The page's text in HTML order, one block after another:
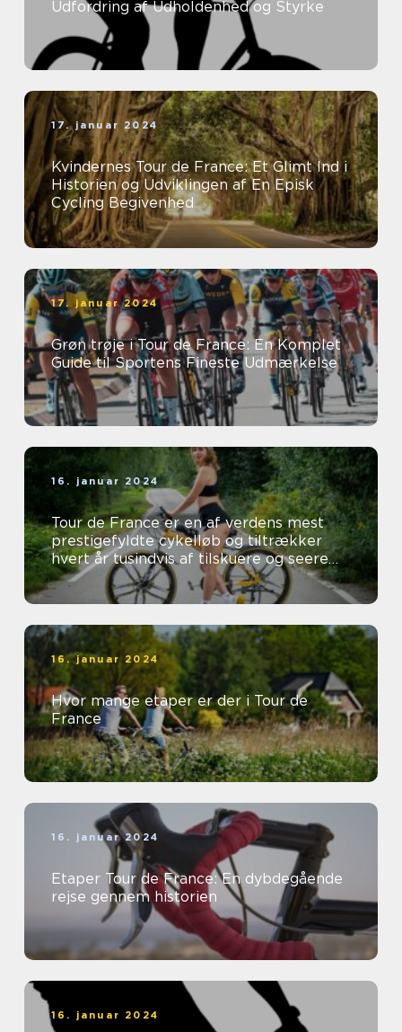
Udfordring af Udholdenhed og Styrke
17. januar 2024
Kvindernes Tour de France: Et Glimt Ind i
Historien og Udviklingen af En Episk
Cycling Begivenhed
17. januar 2024
Grøn trøje i Tour de France: En Komplet
Guide til Sportens Fineste Udmærkelse
16. januar 2024
Tour de France er en af verdens mest
prestigefyldte cykelløb og tiltrækker
hvert år tusindvis af tilskuere og seere
fra hele verden
16. januar 2024
Hvor mange etaper er der i Tour de
France
16. januar 2024
Etaper Tour de France: En dybdegående
rejse gennem historien
16. januar 2024